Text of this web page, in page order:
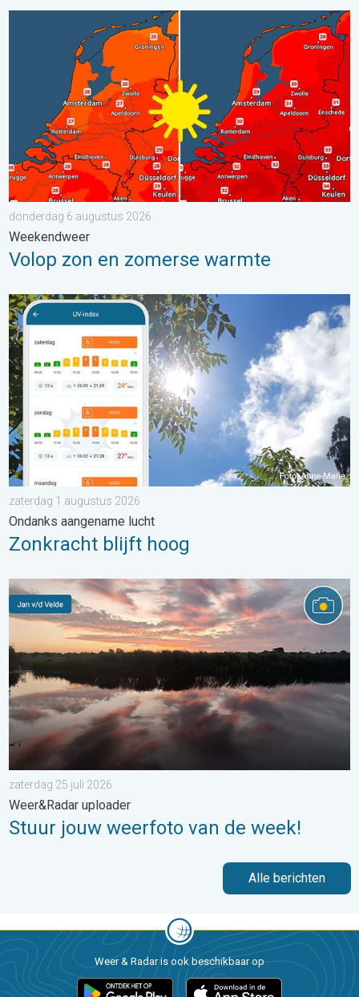
Volop zon en zomerse warmte. Weekendweer. . . donderdag
donderdag 6 augustus 2026
Weekendweer
Volop zon en zomerse warmte
Zonkracht blijft hoog. Ondanks aangename lucht. . . zaterdag
zaterdag 1 augustus 2026
Ondanks aangename lucht
Zonkracht blijft hoog
Stuur jouw weerfoto van de week!. Weer&Radar uploader. . .
zaterdag 25 juli 2026
Weer&Radar uploader
Stuur jouw weerfoto van de week!
Alle berichten
Weer & Radar is ook beschikbaar op